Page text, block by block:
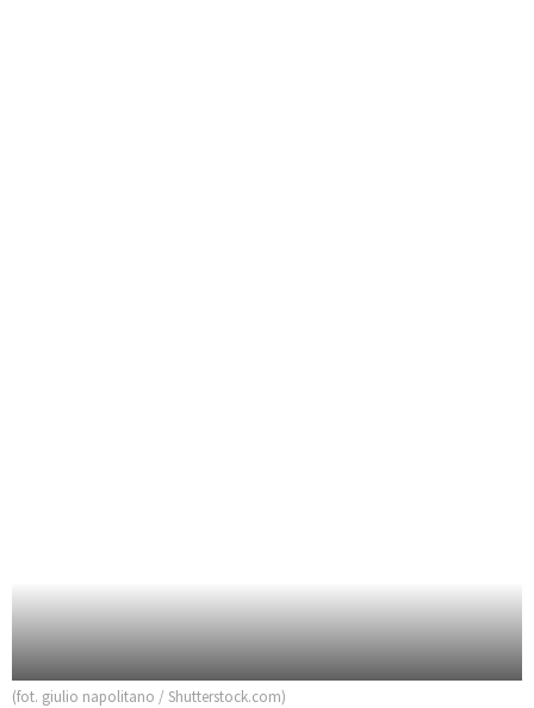
(fot. giulio napolitano / Shutterstock.com)